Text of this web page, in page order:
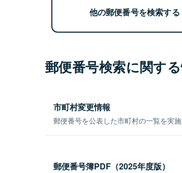
他の郵便番号を検索する
郵便番号検索に関す
市町村変更情報
郵便番号を公表した市町村の一覧を実
郵便番号簿PDF（2025年度版）